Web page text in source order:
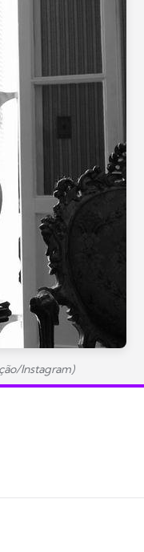
Instagram)